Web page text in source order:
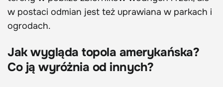
w postaci odmian jest też uprawiana w parkach i
ogrodach.
Jak wygląda topola amerykańska?
Co ją wyróżnia od innych?